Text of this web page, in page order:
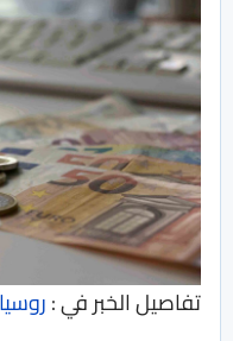
تفاصيل الخبر في :